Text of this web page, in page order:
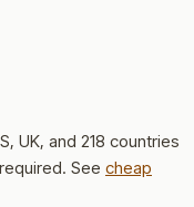
UK, and 218 countries
See cheap